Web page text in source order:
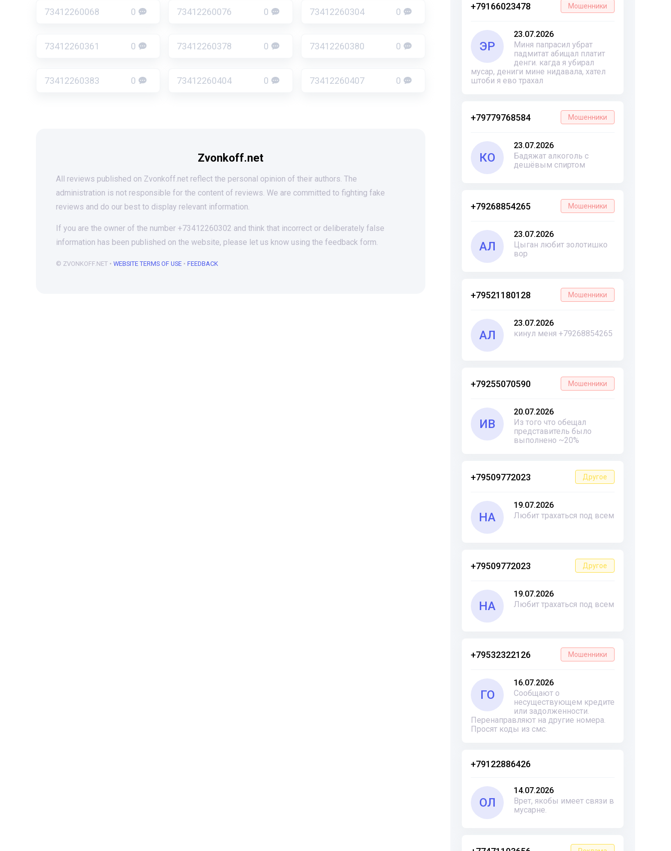
+79166023478 Мошенники
ЭР
23.07.2026
Миня папрасил убрат
падмитат абищал платит
денги. кагда я убирал
мусар, дениги мине нидавала, хател
штоби я ево трахал
+79779768584 Мошенники
КО
23.07.2026
Бадяжат алкоголь с
дешёвым спиртом
+79268854265 Мошенники
АЛ
23.07.2026
Цыган любит золотишко
вор
+79521180128 Мошенники
АЛ
23.07.2026
кинул меня +79268854265
+79255070590 Мошенники
ИВ
20.07.2026
Из того что обещал
представитель было
выполнено ~20%
+79509772023 Другое
НА
19.07.2026
Любит трахаться под всем
+79509772023 Другое
НА
19.07.2026
Любит трахаться под всем
+79532322126 Мошенники
ГО
16.07.2026
Сообщают о
несуществующем кредите
или задолженности.
Перенаправляют на другие номера.
Просят коды из смс.
+79122886426
ОЛ
14.07.2026
Врет, якобы имеет связи в
мусарне.
73412260068 0 73412260076 0 73412260304 0
73412260361 0 73412260378 0 73412260380 0
73412260383 0 73412260404 0 73412260407 0
Zvonkoff.net
All reviews published on Zvonkoff.net reflect the personal opinion of their authors. The
administration is not responsible for the content of reviews. We are committed to fighting fake
reviews and do our best to display relevant information.
If you are the owner of the number +73412260302 and think that incorrect or deliberately false
information has been published on the website, please let us know using the feedback form.
© ZVONKOFF.NET • WEBSITE TERMS OF USE • FEEDBACK